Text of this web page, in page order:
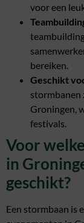
voor een
bereiken.
Geschikt
stormbanen
Groningen,
festivals.
Voor
in
geschikt?
Een stormbaan is